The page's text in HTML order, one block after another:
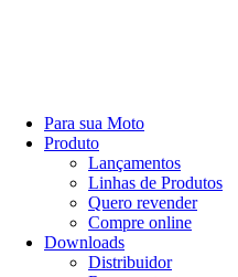
Para sua Moto
Produto
Lançamentos
Linhas de Produtos
Quero revender
Compre online
Downloads
Distribuidor